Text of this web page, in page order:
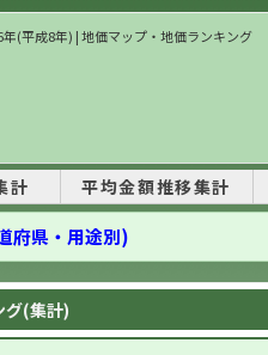
(平成8年) | 地価マップ・地価ランキング
計 平均金額推移集計
府県・用途別)
グ(集計)